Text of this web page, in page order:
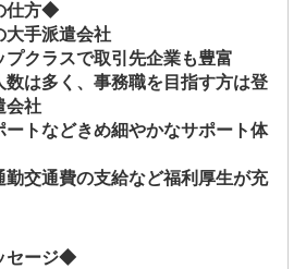
仕方◆
大手派遣会社
プクラスで取引先企業も豊富
数は多く、事務職を目指す方は登
会社
ートなどきめ細やかなサポート体
勤交通費の支給など福利厚生が充
セージ◆